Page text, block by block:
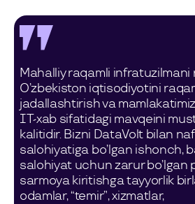
Mahalliy raqamli
O’zbekiston iqtisodiyotini
jadallashtirish va
IT-xab sifatidagi mavqeini
kalitidir. Bizni DataVolt bilan
salohiyatiga bo’lgan ishonch,
salohiyat uchun zarur bo’lgan
sarmoya kiritishga tayyorlik
odamlar, “temir”, xizmatlar,